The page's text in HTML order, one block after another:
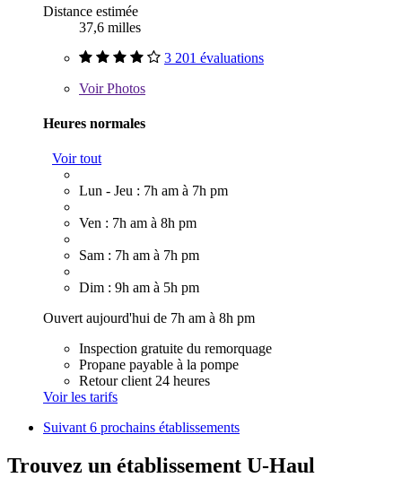
Distance estimée
37,6 milles
3 201 évaluations
VoirPhotos
Heures normales
Voir tout
Lun - Jeu : 7h am à 7h pm
Ven : 7h am à 8h pm
Sam : 7h am à 7h pm
Dim : 9h am à 5h pm
Ouvert aujourd'hui de 7h am à 8h pm
Inspection gratuite du remorquage
Propane payable à la pompe
Retour client 24 heures
Voir les tarifs
Suivant6 prochains établissements
Trouvez un établissement U-Haul